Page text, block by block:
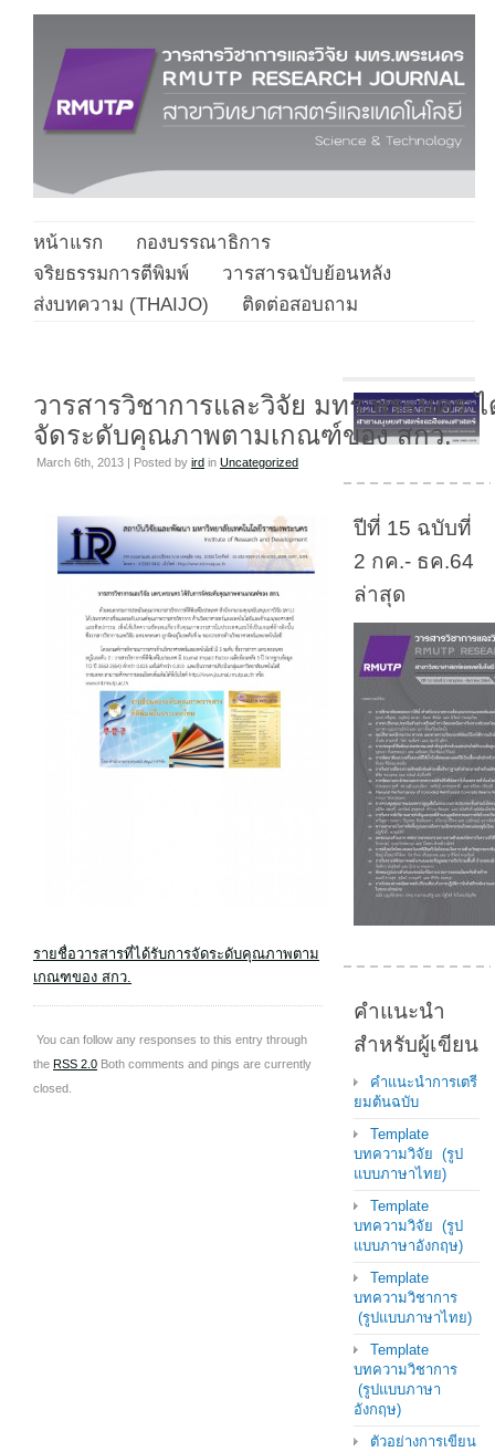
หน้าแรก
กองบรรณาธิการ
จริยธรรมการตีพิมพ์
วารสารฉบับย้อนหลัง
ส่งบทความ (THAIJO)
ติดต่อสอบถาม
วารสารวิชาการและวิจัย มทร.พระนคร
จัดระดับคุณภาพตามเกณฑ์ของ สกว.
March 6th, 2013 | Posted by ird in Uncategorized
รายชื่อวารสารที่ได้รับการจัดระดับคุณภาพตาม
เกณฑของ สกว.
You can follow any responses to this entry through
the RSS 2.0 Both comments and pings are currently
closed.
ปีที่ 15 ฉบับที่
2 กค.- ธค.64
ล่าสุด
คำแนะนำ
สำหรับผู้เขียน
คำแนะนำการเตรี
ยมต้นฉบับ
Template
บทความวิจัย (รูป
แบบภาษาไทย)
Template
บทความวิจัย (รูป
แบบภาษาอังกฤษ)
Template
บทความวิชาการ
(รูปแบบภาษาไทย)
Template
บทความวิชาการ
(รูปแบบภาษา
อังกฤษ)
ตัวอย่างการเขียน